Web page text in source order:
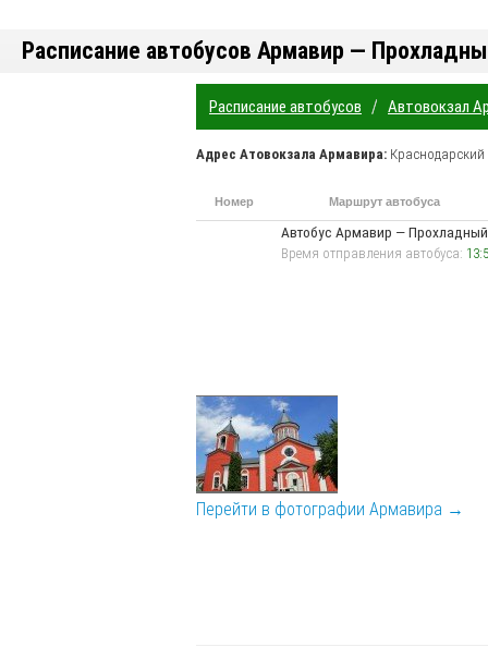
Расписание автобусов Армавир —
Расписание автобусов / Автовокзал
Адрес Атовокзала Армавира: Краснодарский
Номер
маршрута
Маршрут автобуса
Автобус Армавир — Прохладный
Время отправления автобуса:
Перейти в фотографии Армавира →